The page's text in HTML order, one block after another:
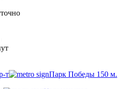
т
Парк Победы 150 м.